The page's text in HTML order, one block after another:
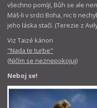
všechno pomíjí, Bůh se ale
Máš-li v srdci Boha, nic ti
jeho láska stačí. (Terezie z
Viz Taizé kánon
"Nada te turbe"
(Ničím se neznepokojuj)
Neboj se!